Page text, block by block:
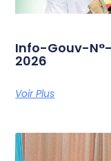
Info-Gouv-
2026
Voir Plus